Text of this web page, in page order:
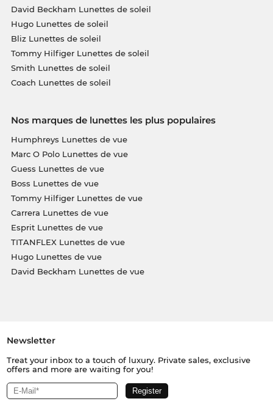
David Beckham Lunettes de soleil
Hugo Lunettes de soleil
Bliz Lunettes de soleil
Tommy Hilfiger Lunettes de soleil
Smith Lunettes de soleil
Coach Lunettes de soleil
Nos marques de lunettes les plus populaires
Humphreys Lunettes de vue
Marc O Polo Lunettes de vue
Guess Lunettes de vue
Boss Lunettes de vue
Tommy Hilfiger Lunettes de vue
Carrera Lunettes de vue
Esprit Lunettes de vue
TITANFLEX Lunettes de vue
Hugo Lunettes de vue
David Beckham Lunettes de vue
Newsletter
Treat your inbox to a touch of luxury. Private sales, exclusive
offers and more are waiting for you!